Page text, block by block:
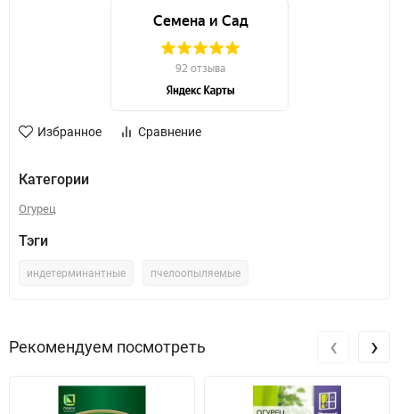
Избранное Сравнение
Категории
Огурец
Тэги
индетерминантные пчелоопыляемые
Рекомендуем посмотреть ‹ ›